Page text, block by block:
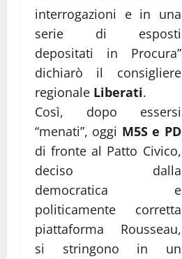
interrogazioni e in una
serie di esposti
depositati in Procura”
dichiarò il consigliere
regionale Liberati.
Così, dopo essersi
“menati”, oggi M5S e PD
di fronte al Patto Civico,
deciso dalla
democratica e
politicamente corretta
piattaforma Rousseau,
si stringono in un